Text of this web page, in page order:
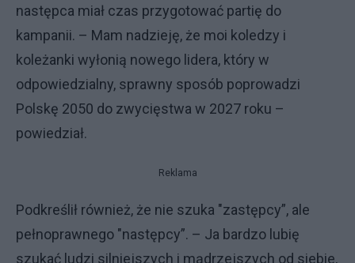
następca miał czas przygotować partię do
kampanii. – Mam nadzieję, że moi koledzy i
koleżanki wyłonią nowego lidera, który w
odpowiedzialny, sprawny sposób poprowadzi
Polskę 2050 do zwycięstwa w 2027 roku –
powiedział.
Reklama
Podkreślił również, że nie szuka "zastępcy”, ale
pełnoprawnego "następcy”. – Ja bardzo lubię
szukać ludzi silniejszych i mądrzejszych od siebie,